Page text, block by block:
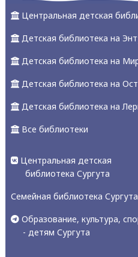
Центральная детская
Детская библиотека на
Детская библиотека на
Детская библиотека на
Детская библиотека на
Все библиотеки
Центральная детская
библиотека Сургута
Семейная библиотека Сургута
Образование, культура,
- детям Сургута